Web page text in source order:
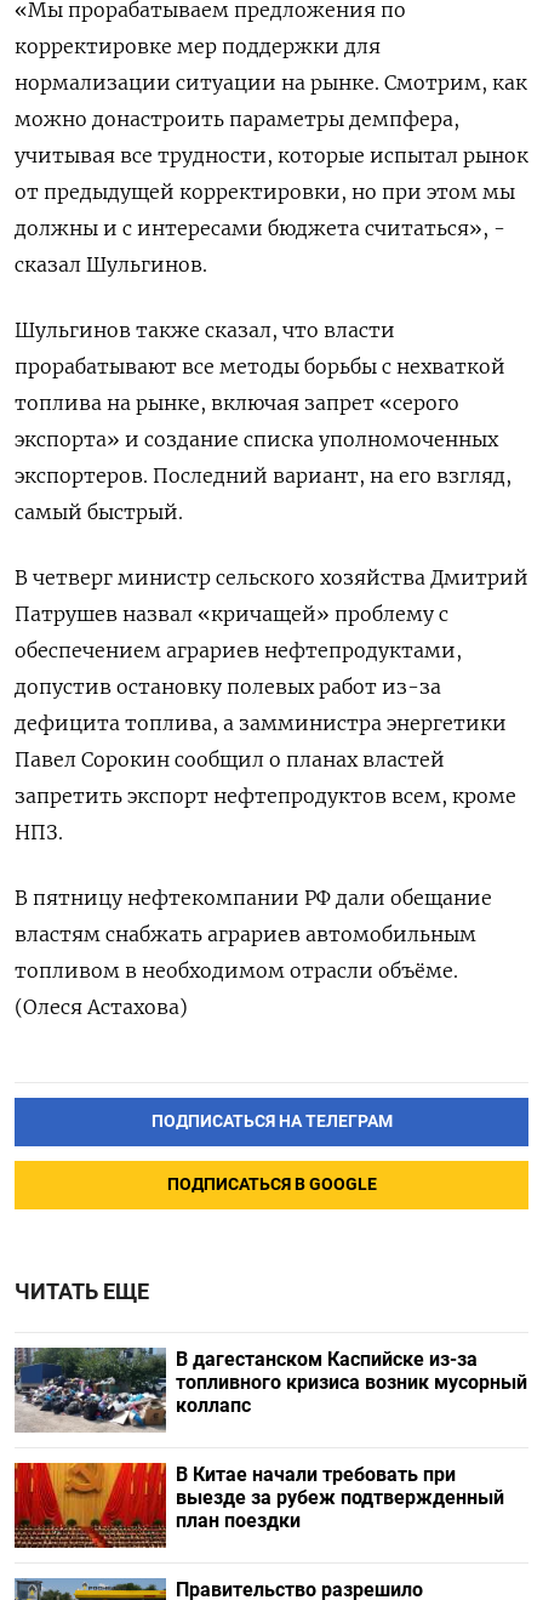
«Мы прорабатываем предложения по
корректировке мер поддержки для
нормализации ситуации на рынке. Смотрим, как
можно донастроить параметры демпфера,
учитывая все трудности, которые испытал рынок
от предыдущей корректировки, но при этом мы
должны и с интересами бюджета считаться», -
сказал Шульгинов.
Шульгинов также сказал, что власти
прорабатывают все методы борьбы с нехваткой
топлива на рынке, включая запрет «серого
экспорта» и создание списка уполномоченных
экспортеров. Последний вариант, на его взгляд,
самый быстрый.
В четверг министр сельского хозяйства Дмитрий
Патрушев назвал «кричащей» проблему с
обеспечением аграриев нефтепродуктами,
допустив остановку полевых работ из-за
дефицита топлива, а замминистра энергетики
Павел Сорокин сообщил о планах властей
запретить экспорт нефтепродуктов всем, кроме
НПЗ.
В пятницу нефтекомпании РФ дали обещание
властям снабжать аграриев автомобильным
топливом в необходимом отрасли объёме.
(Олеся Астахова)
ПОДПИСАТЬСЯ НА ТЕЛЕГРАМ
ПОДПИСАТЬСЯ В GOOGLE
ЧИТАТЬ ЕЩЕ
В дагестанском Каспийске из-за
топливного кризиса возник мусорный
коллапс
В Китае начали требовать при
выезде за рубеж подтвержденный
план поездки
Правительство разрешило